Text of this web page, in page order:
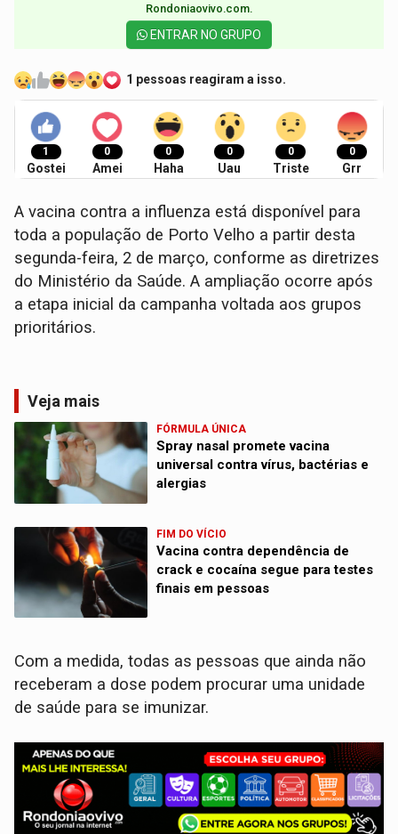
Rondoniaovivo.com.​
ENTRAR NO GRUPO
1 pessoas reagiram a isso.
1
Gostei
0
Amei
0
Haha
0
Uau
0
Triste
0
Grr
A vacina contra a influenza está disponível para
toda a população de Porto Velho a partir desta
segunda-feira, 2 de março, conforme as diretrizes
do Ministério da Saúde. A ampliação ocorre após
a etapa inicial da campanha voltada aos grupos
prioritários.
Veja mais
FÓRMULA ÚNICA
Spray nasal promete vacina
universal contra vírus, bactérias e
alergias
FIM DO VÍCIO
Vacina contra dependência de
crack e cocaína segue para testes
finais em pessoas
Com a medida, todas as pessoas que ainda não
receberam a dose podem procurar uma unidade
de saúde para se imunizar.